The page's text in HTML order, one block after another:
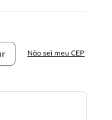
Não sei meu CEP